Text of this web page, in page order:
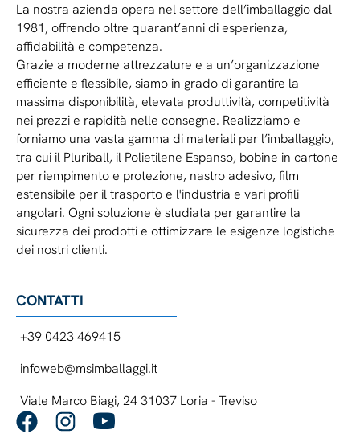
La nostra azienda opera nel settore dell’imballaggio dal
1981, offrendo oltre quarant’anni di esperienza,
affidabilità e competenza.
Grazie a moderne attrezzature e a un’organizzazione
efficiente e flessibile, siamo in grado di garantire la
massima disponibilità, elevata produttività, competitività
nei prezzi e rapidità nelle consegne. Realizziamo e
forniamo una vasta gamma di materiali per l’imballaggio,
tra cui il Pluriball, il Polietilene Espanso, bobine in cartone
per riempimento e protezione, nastro adesivo, film
estensibile per il trasporto e l'industria e vari profili
angolari. Ogni soluzione è studiata per garantire la
sicurezza dei prodotti e ottimizzare le esigenze logistiche
dei nostri clienti.
CONTATTI
+39 0423 469415
infoweb@msimballaggi.it
Viale Marco Biagi, 24 31037 Loria - Treviso